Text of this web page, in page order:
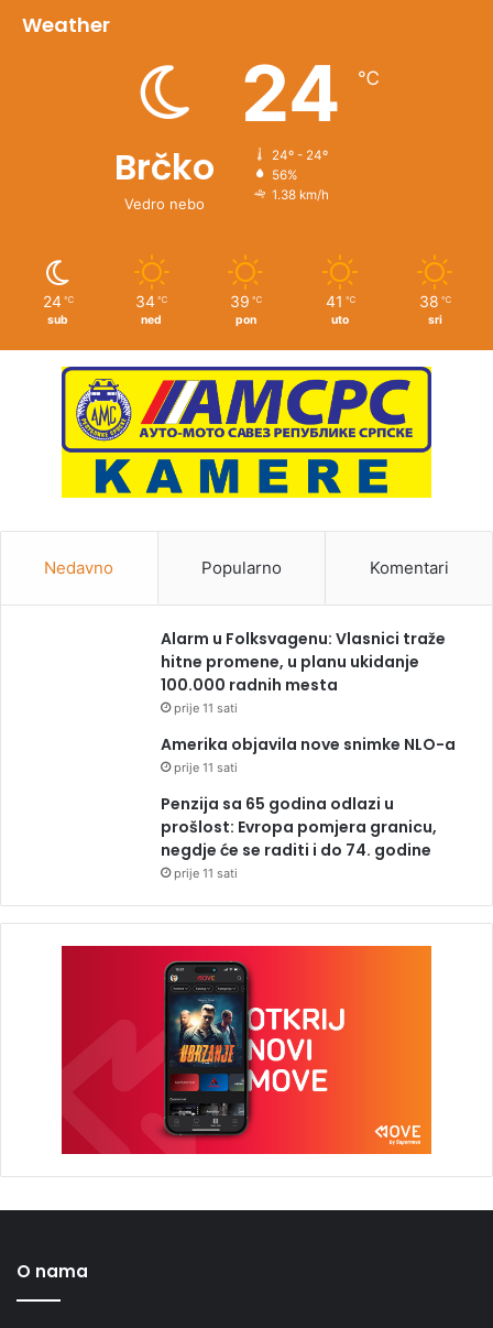
Weather
Brčko
Vedro nebo
24 ℃
24º - 24º
56%
1.38 km/h
24 ℃
sub
34 ℃
ned
39 ℃
pon
41 ℃
uto
38 ℃
sri
Nedavno Popularno Komentari
Alarm u Folksvagenu: Vlasnici traže
hitne promene, u planu ukidanje
100.000 radnih mesta
prije 11 sati
Amerika objavila nove snimke NLO-a
prije 11 sati
Penzija sa 65 godina odlazi u
prošlost: Evropa pomjera granicu,
negdje će se raditi i do 74. godine
prije 11 sati
O nama